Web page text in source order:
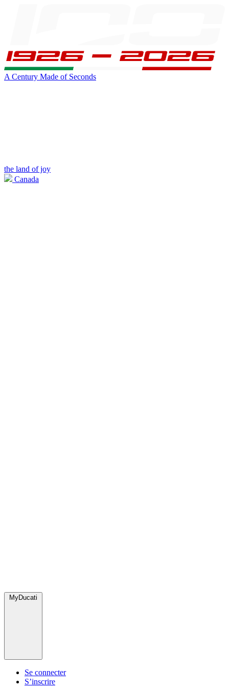
A Century Made of Seconds
the land of joy
Canada
MyDucati
Se connecter
S’inscrire